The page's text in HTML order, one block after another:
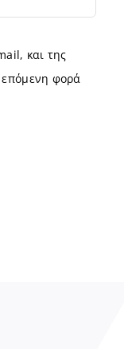
και της
επόμενη φορά